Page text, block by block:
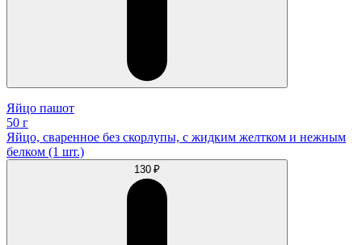
Яйцо пашот
50 г
Яйцо, сваренное без скорлупы, с жидким желтком и нежным
белком (1 шт.)
130 ₽